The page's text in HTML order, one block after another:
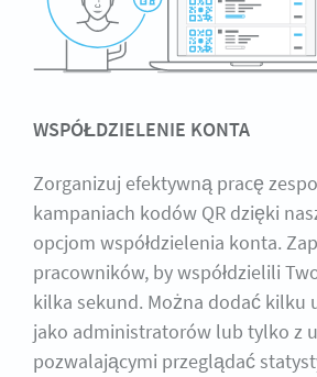
WSPÓŁDZIELENIE KONTA
Zorganizuj efektywną pracę
kampaniach kodów QR dzięki
opcjom współdzielenia konta.
pracowników, by współdzielili
kilka sekund. Można dodać kilku
jako administratorów lub tylko z
pozwalającymi przeglądać